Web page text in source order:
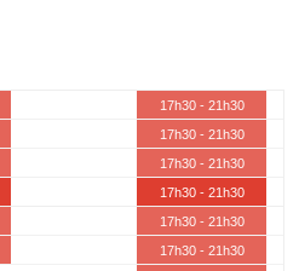
17h30 - 21h30
17h30 - 21h30
17h30 - 21h30
17h30 - 21h30
17h30 - 21h30
17h30 - 21h30